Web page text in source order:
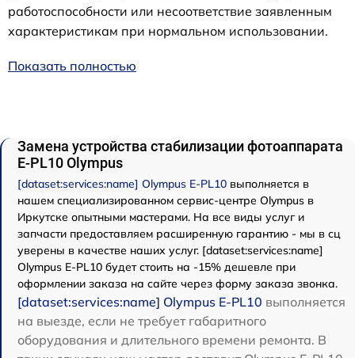
работоспособности или несоответствие заявленным
характеристикам при нормальном использовании.
Показать полностью
Замена устройства стабилизации фотоаппарата
E‑PL10 Olympus
[dataset:services:name] Olympus E‑PL10 выполняется в
нашем специализированном сервис-центре Olympus в
Иркутске опытными мастерами. На все виды услуг и
запчасти предоставляем расширенную гарантию - мы в сц
уверены в качестве наших услуг. [dataset:services:name]
Olympus E‑PL10 будет стоить на -15% дешевле при
оформлении заказа на сайте через форму заказа звонка.
[dataset:services:name] Olympus E‑PL10 выполняется
на выезде, если не требует габаритного
оборудования и длительного времени ремонта. В